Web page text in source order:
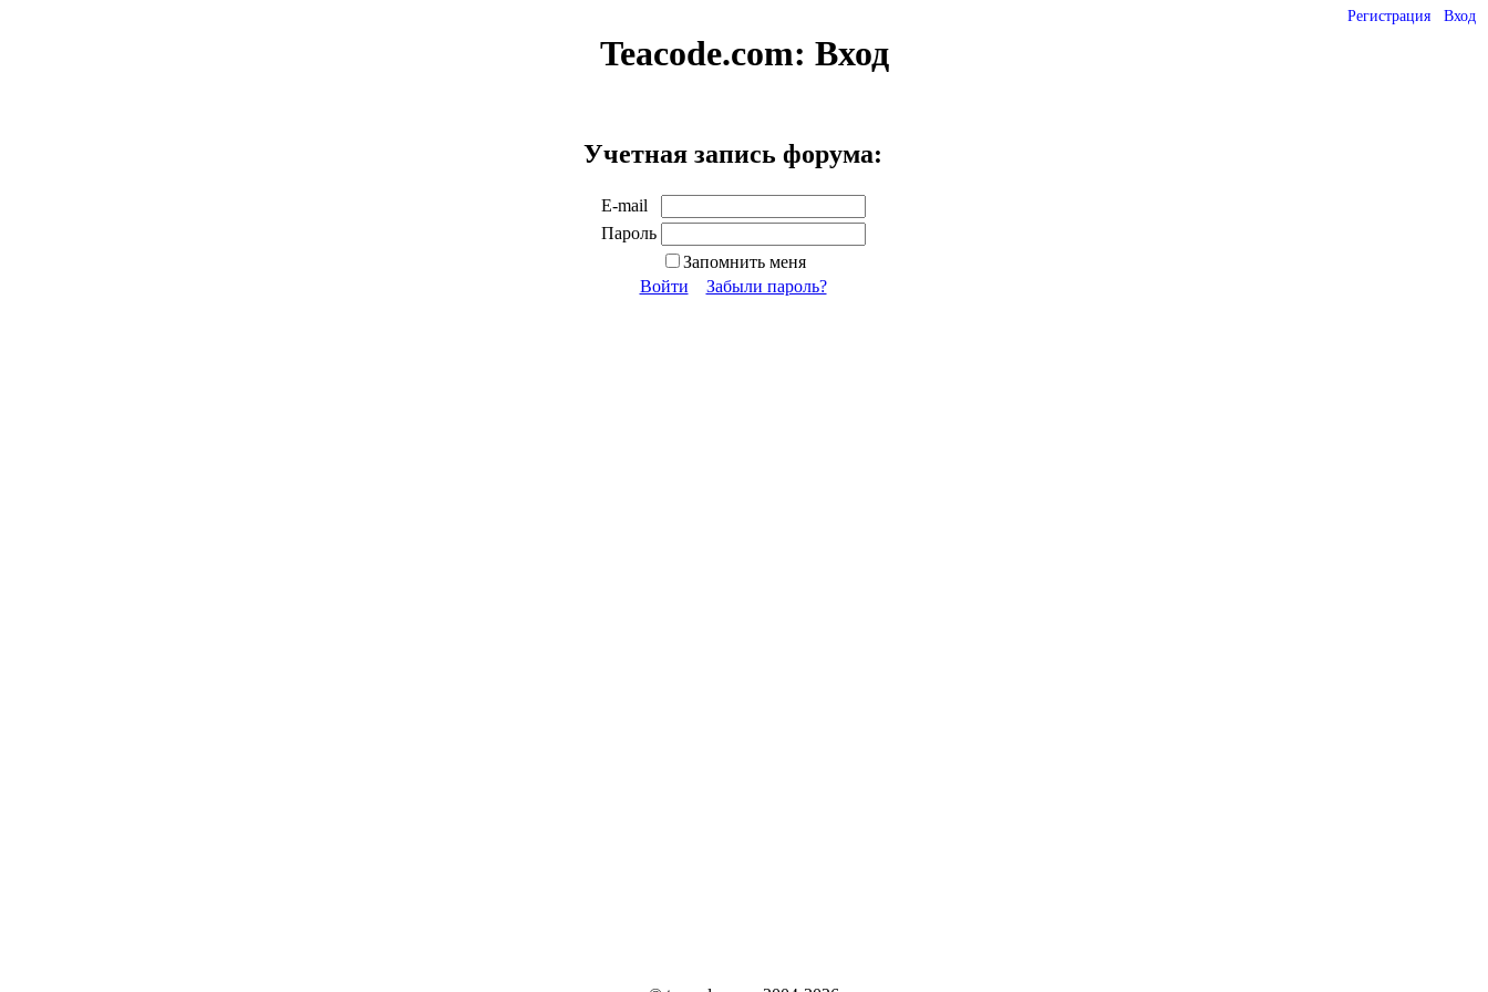
Регистрация Вход
Teacode.com: Вход
Учетная запись форума:
E-mail
Пароль
Запомнить меня
Войти
Забыли пароль?